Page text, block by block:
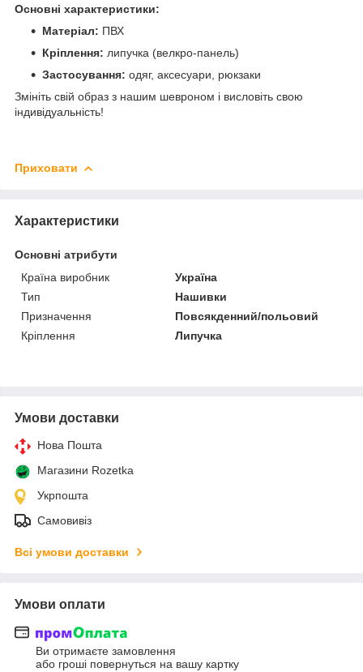
Основні характеристики:
Матеріал: ПВХ
Кріплення: липучка (велкро-панель)
Застосування: одяг, аксесуари, рюкзаки
Змініть свій образ з нашим шевроном і висловіть свою
індивідуальність!
Приховати
Характеристики
Основні атрибути
Країна виробник
Україна
Тип
Нашивки
Призначення
Повсякденний/польовий
Кріплення
Липучка
Умови доставки
Нова Пошта
Магазини Rozetka
Укрпошта
Самовивіз
Всі умови доставки
Умови оплати
Ви отримаєте замовлення
або гроші повернуться на вашу картку